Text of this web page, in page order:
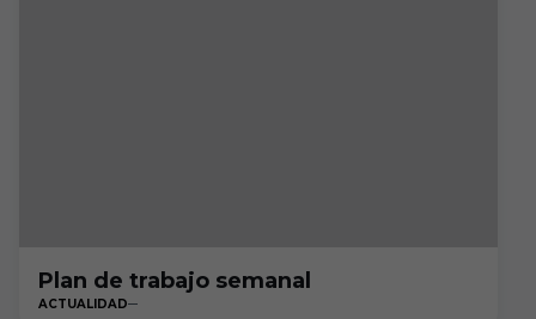
Plan de trabajo semanal
ACTUALIDAD